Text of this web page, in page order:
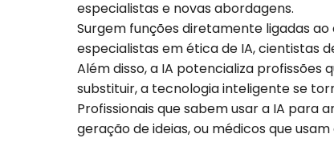
especialistas e novas abordagens.
Surgem funções diretamente ligadas
especialistas em ética de IA, cientistas
Além disso, a IA potencializa
substituir, a tecnologia inteligente se
Profissionais que sabem usar a IA para
geração de ideias, ou médicos que